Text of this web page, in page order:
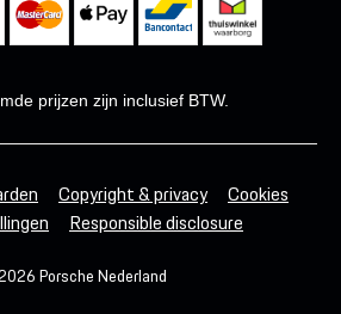
prijzen zijn inclusief BTW.
Copyright & privacy
Cookies
Responsible disclosure
Porsche Nederland